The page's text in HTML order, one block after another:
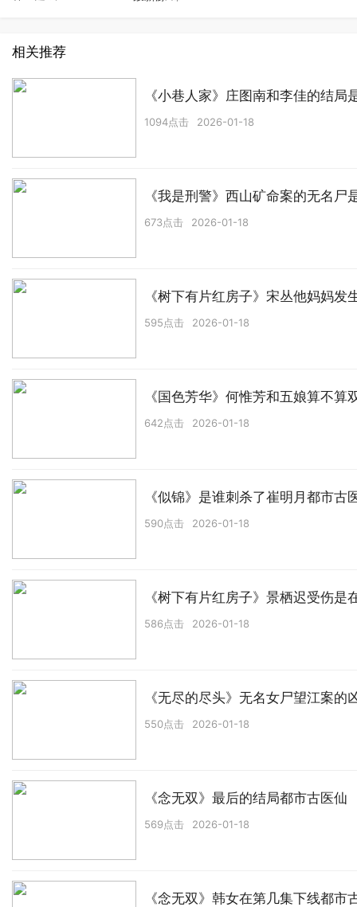
相关推荐
《小巷人家》庄图南和李佳的结局
1094点击 2026-01-18
《我是刑警》西山矿命案的无名尸
673点击 2026-01-18
《树下有片红房子》宋丛他妈妈发
595点击 2026-01-18
《国色芳华》何惟芳和五娘算不算
642点击 2026-01-18
《似锦》是谁刺杀了崔明月都市古
590点击 2026-01-18
《树下有片红房子》景栖迟受伤是
586点击 2026-01-18
《无尽的尽头》无名女尸望江案的
550点击 2026-01-18
《念无双》最后的结局都市古医仙
569点击 2026-01-18
《念无双》韩女在第几集下线都市